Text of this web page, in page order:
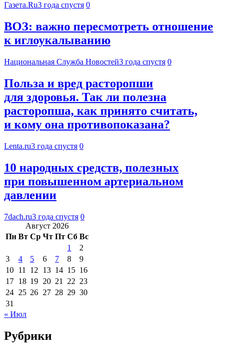
Газета.Ru3 года спустя 0
ВОЗ: важно пересмотреть отношение
к иглоукалыванию
Национальная Служба Новостей3 года спустя 0
Польза и вред расторопши
для здоровья. Так ли полезна
расторопша, как принято считать,
и кому она противопоказана?
Lenta.ru3 года спустя 0
10 народных средств, полезных
при повышенном артериальном
давлении
7dach.ru3 года спустя 0
Август 2026
Пн Вт Ср Чт Пт Сб Вс
1
2
3
4 5 6 7 8
9
10 11 12 13 14 15 16
17 18 19 20 21 22 23
24 25 26 27 28 29 30
31
« Июл
Рубрики